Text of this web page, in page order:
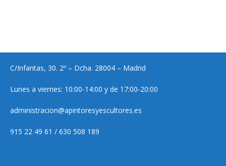
C/Infantas, 30. 2º – Dcha. 28004 – Madrid
Lunes a viernes: 10:00-14:00 y de 17:00-20:00
administracion@apintoresyescultores.es
915 22 49 61 / 630 508 189